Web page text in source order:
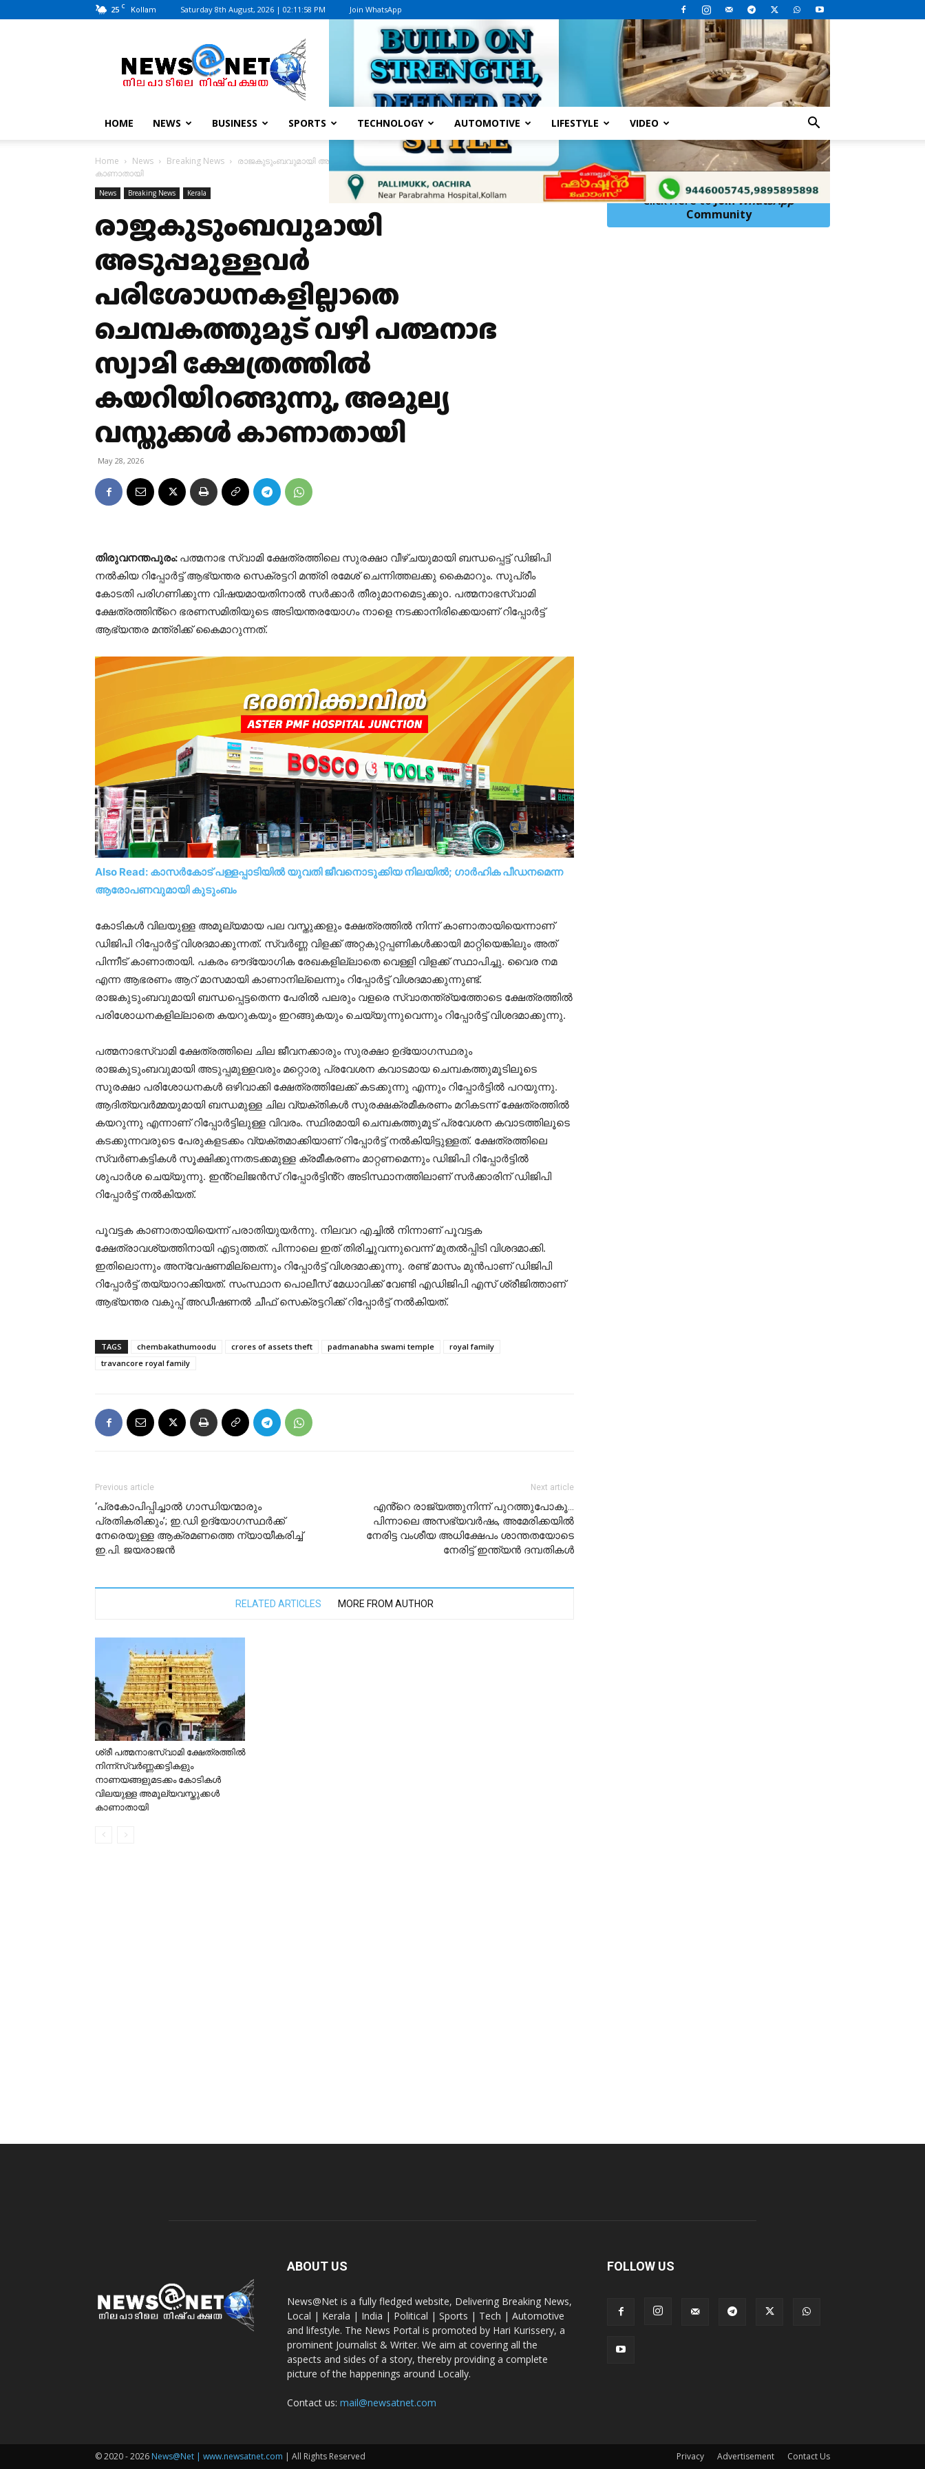
25 C Kollam Saturday 8th August, 2026 | 02:11:58 PM Join WhatsApp
News@Net
|
www.newsatnet.com
HOME NEWS BUSINESS SPORTS TECHNOLOGY AUTOMOTIVE LIFESTYLE VIDEO
Home News Breaking News
രാജകുടുംബവുമായി അടുപ്പമുള്ളവർ പരിശോധനകളില്ലാതെ ചെമ്പകത്തുമൂട് വഴി പത്മനാഭ സ്വാമി ക്ഷേത്രത്തിൽ കയറിയിറങ്ങുന്നു, അമൂല്യ വസ്തുക്കൾ
കാണാതായി
News Breaking News Kerala
രാജകുടുംബവുമായി
അടുപ്പമുള്ളവർ
പരിശോധനകളില്ലാതെ
ചെമ്പകത്തുമൂട് വഴി പത്മനാഭ
സ്വാമി ക്ഷേത്രത്തിൽ
കയറിയിറങ്ങുന്നു, അമൂല്യ
വസ്തുക്കൾ കാണാതായി
May 28, 2026
തിരുവനന്തപുരം: പത്മനാഭ സ്വാമി ക്ഷേത്രത്തിലെ സുരക്ഷാ വീഴ്ചയുമായി ബന്ധപ്പെട്ട് ഡിജിപി
നൽകിയ റിപ്പോർട്ട് ആഭ്യന്തര സെക്രട്ടറി മന്ത്രി രമേശ് ചെന്നിത്തലക്കു കൈമാറും. സുപ്രീം
കോടതി പരിഗണിക്കുന്ന വിഷയമായതിനാൽ സർക്കാർ തീരുമാനമെടുക്കുo. പത്മനാഭസ്വാമി
ക്ഷേത്രത്തിൻ്റെ ഭരണസമിതിയുടെ അടിയന്തരയോഗം നാളെ നടക്കാനിരിക്കെയാണ് റിപ്പോർട്ട്
ആഭ്യന്തര മന്ത്രിക്ക് കൈമാറുന്നത്.
Also Read: കാസർകോട് പള്ളപ്പാടിയിൽ യുവതി ജീവനൊടുക്കിയ നിലയിൽ; ​ഗാർഹിക പീഡനമെന്ന
ആരോപണവുമായി കുടുംബം
കോടികൾ വിലയുള്ള അമൂല്യമായ പല വസ്തുക്കളും ക്ഷേത്രത്തിൽ നിന്ന് കാണാതായിയെന്നാണ്
ഡിജിപി റിപ്പോർട്ട് വിശദമാക്കുന്നത്. സ്വർണ്ണ വിളക്ക് അറ്റകുറ്റപ്പണികൾക്കായി മാറ്റിയെങ്കിലും അത്
പിന്നീട് കാണാതായി. പകരം ഔദ്യോഗിക രേഖകളില്ലാതെ വെള്ളി വിളക്ക് സ്ഥാപിച്ചു. വൈര നമ
എന്ന ആഭരണം ആറ് മാസമായി കാണാനില്ലെന്നും റിപ്പോർട്ട് വിശദമാക്കുന്നുണ്ട്.
രാജകുടുംബവുമായി ബന്ധപ്പെട്ടതെന്ന പേരിൽ പലരും വളരെ സ്വാതന്ത്ര്യത്തോടെ ക്ഷേത്രത്തിൽ
പരിശോധനകളില്ലാതെ കയറുകയും ഇറങ്ങുകയും ചെയ്യുന്നുവെന്നും റിപ്പോർട്ട് വിശദമാക്കുന്നു.
പത്മനാഭസ്വാമി ക്ഷേത്രത്തിലെ ചില ജീവനക്കാരും സുരക്ഷാ ഉദ്യോഗസ്ഥരും
രാജകുടുംബവുമായി അടുപ്പമുള്ളവരും മറ്റൊരു പ്രവേശന കവാടമായ ചെമ്പകത്തുമൂടിലൂടെ
സുരക്ഷാ പരിശോധനകൾ ഒഴിവാക്കി ക്ഷേത്രത്തിലേക്ക് കടക്കുന്നു എന്നും റിപ്പോർട്ടിൽ പറയുന്നു.
ആദിത്യവർമ്മയുമായി ബന്ധമുള്ള ചില വ്യക്തികൾ സുരക്ഷക്രമീകരണം മറികടന്ന് ക്ഷേത്രത്തിൽ
കയറുന്നു എന്നാണ് റിപ്പോർട്ടിലുള്ള വിവരം. സ്ഥിരമായി ചെമ്പകത്തുമൂട് പ്രവേശന കവാടത്തിലൂടെ
കടക്കുന്നവരുടെ പേരുകളടക്കം വ്യക്തമാക്കിയാണ് റിപ്പോർട്ട് നൽകിയിട്ടുള്ളത്. ക്ഷേത്രത്തിലെ
സ്വർണകട്ടികൾ സൂക്ഷിക്കുന്നതടക്കമുള്ള ക്രമീകരണം മാറ്റണമെന്നും ഡിജിപി റിപ്പോർട്ടിൽ
ശുപാർശ ചെയ്യുന്നു. ഇൻ്റലിജൻസ് റിപ്പോർട്ടിൻ്റ അടിസ്ഥാനത്തിലാണ് സർക്കാരിന് ഡിജിപി
റിപ്പോർട്ട് നൽകിയത്.
പൂവട്ടക കാണാതായിയെന്ന് പരാതിയുയർന്നു. നിലവറ എച്ചിൽ നിന്നാണ് പൂവട്ടക
ക്ഷേത്രാവശ്യത്തിനായി എടുത്തത്. പിന്നാലെ ഇത് തിരിച്ചുവന്നുവെന്ന് മുതൽപ്പിടി വിശദമാക്കി.
ഇതിലൊന്നും അന്വേഷണമില്ലെന്നും റിപ്പോർട്ട് വിശദമാക്കുന്നു. രണ്ട് മാസം മുൻപാണ് ഡിജിപി
റിപ്പോർട്ട് തയ്യാറാക്കിയത്. സംസ്ഥാന പൊലീസ് മേധാവിക്ക് വേണ്ടി എഡിജിപി എസ് ശ്രീജിത്താണ്
ആഭ്യന്തര വകുപ്പ് അഡീഷണൽ ചീഫ് സെക്രട്ടറിക്ക് റിപ്പോർട്ട് നൽകിയത്.
TAGS chembakathumoodu crores of assets theft padmanabha swami temple
royal family
travancore royal family
Previous article
‘പ്രകോപിപ്പിച്ചാൽ ഗാന്ധിയന്മാരും
പ്രതികരിക്കും’; ഇ.ഡി ഉദ്യോഗസ്ഥർക്ക്
നേരെയുള്ള ആക്രമണത്തെ ന്യായീകരിച്ച്
ഇ.പി. ജയരാജൻ
Next article
എൻ്റെ രാജ്യത്തുനിന്ന് പുറത്തുപോകൂ…
പിന്നാലെ അസഭ്യവർഷം, അമേരിക്കയിൽ
നേരിട്ട വംശീയ അധിക്ഷേപം ശാന്തതയോടെ
നേരിട്ട് ഇന്ത്യൻ ദമ്പതികൾ
RELATED ARTICLES MORE FROM AUTHOR
ശ്രീ പത്മനാഭസ്വാമി ക്ഷേത്രത്തിൽ
നിന്ന്സ്വർണ്ണക്കട്ടികളും
നാണയങ്ങളുമടക്കം കോടികൾ
വിലയുള്ള അമൂല്യവസ്തുക്കൾ
കാണാതായി
Click Here toJoinWhatsApp
Community
ABOUT US
News@Net is a fully fledged website, Delivering Breaking News,
Local | Kerala | India | Political | Sports | Tech | Automotive
and lifestyle. The News Portal is promoted by Hari Kurissery, a
prominent Journalist & Writer. We aim at covering all the
aspects and sides of a story, thereby providing a complete
picture of the happenings around Locally.
Contact us: mail@newsatnet.com
FOLLOW US
Privacy Advertisement Contact Us
© 2020 - 2026 News@Net | www.newsatnet.com | All Rights Reserved